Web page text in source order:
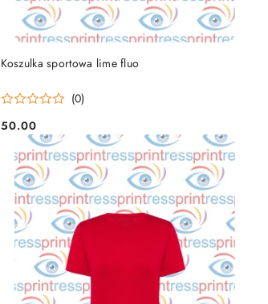
Koszulka sportowa lime fluo
(0)
Cena:
50.00
DO KOSZYKA